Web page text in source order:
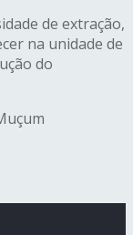
de extração,
na unidade de
do